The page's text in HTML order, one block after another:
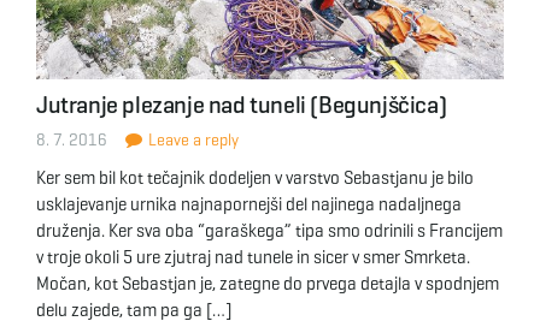
Jutranje plezanje nad tuneli (Begunjščica)
8. 7. 2016 Leave a reply
Ker sem bil kot tečajnik dodeljen v varstvo Sebastjanu je bilo
usklajevanje urnika najnapornejši del najinega nadaljnega
druženja. Ker sva oba “garaškega” tipa smo odrinili s Francijem
v troje okoli 5 ure zjutraj nad tunele in sicer v smer Smrketa.
Močan, kot Sebastjan je, zategne do prvega detajla v spodnjem
delu zajede, tam pa ga […]